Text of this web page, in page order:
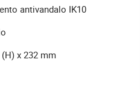
antivandalo IK10
x 232 mm